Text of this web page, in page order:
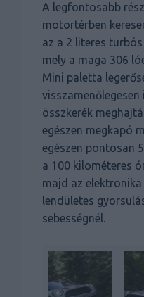
A legfontosabb
motortérben
az a 2 literes turbós
mely a maga 306
Mini paletta
visszamenőlegesen
összkerék
egészen megkapó
egészen pontosan
a 100 kilométeres
majd az
lendületes
sebességnél.